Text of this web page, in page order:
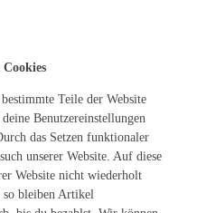
Teile der Website
Benutzereinstellungen
das Setzen funktionaler
unserer Website. Auf diese
Website nicht wiederholt
so bleiben Artikel